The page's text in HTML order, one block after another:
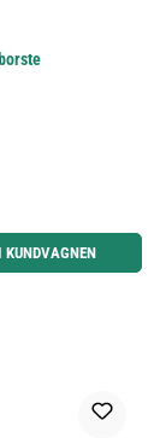
eller minska kvantiteten.